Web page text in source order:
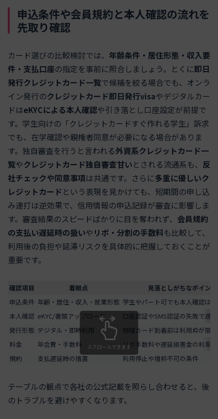
申込条件や会員規約と本人確認の流れを
先取り確認
カード選びの比較検討では、 年齢条件・居住形態・収入要
件・支払口座の指定を事前に照合しましょう。とくに即日
発行クレジットカード一覧で候補を絞る場合でも、オンラ
イン発行のクレジットカード即日発行visaやデジタルカー
ドはeKYCによる本人確認や引き落とし口座設定が前提で
す。学生向けの「クレジットカードすぐ作れる学生」訴求
でも、在学確認や親権者同意が必要になる場合がありま
す。独自審査を行うと言われる外資系クレジットカード一
覧やクレジットカード独自審査甘いとされる流通系も、 反
社チェックや同意事項は共通です。さらに多重に優しいク
レジットカードという表現を見かけても、短期間の申し込
み連打は逆効果で、信用情報の申込記録が審査に影響しま
す。審査結果のスピードばかりに目を奪われず、 会員規約
の支払い遅延時の扱いや リボ・分割の手数料も比較して、
利用後の負担や延滞リスクを具体的に把握しておくことが
重要です。
確認項目 着眼点
見落としがちなポイント
申込条件 年齢・居住・収入・就業形態 学生やパート可でも本人確認は
本人確認 eKYC/書類アップロード
口座認証やSMS認証の失敗で遅延
発行形態 デジタル・即時利用
物理カード到着前は利用枠が限
料金
年会費・手数料
リボ手数料や遅延損害金の利率
規約
支払遅延時の措置 利用停止や増枠不可の条件
スクロールできます
テーブルの観点で各社の公式記載を照らし合わせると、後
のトラブルを避けやすくなります。